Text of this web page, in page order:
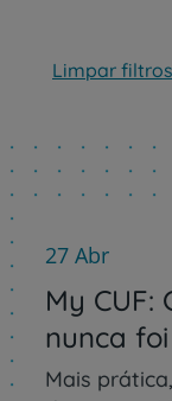
Limpar filtros
27 Abr
My CUF:
nunca
Mais